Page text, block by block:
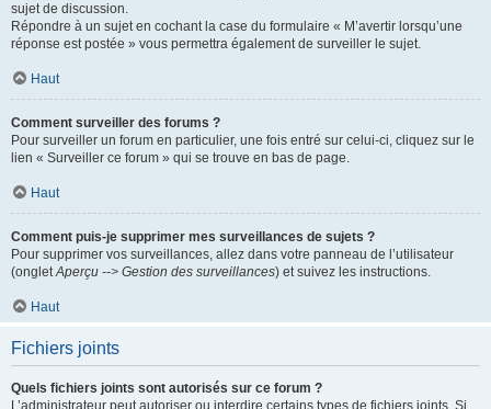
sujet de discussion.
Répondre à un sujet en cochant la case du formulaire « M’avertir lorsqu’une
réponse est postée » vous permettra également de surveiller le sujet.
Haut
Comment surveiller des forums ?
Pour surveiller un forum en particulier, une fois entré sur celui-ci, cliquez sur le
lien « Surveiller ce forum » qui se trouve en bas de page.
Haut
Comment puis-je supprimer mes surveillances de sujets ?
Pour supprimer vos surveillances, allez dans votre panneau de l’utilisateur
(ongletAperçu --> Gestion des surveillances) et suivez les instructions.
Haut
Fichiers joints
Quels fichiers joints sont autorisés sur ce forum ?
L’administrateur peut autoriser ou interdire certains types de fichiers joints. Si